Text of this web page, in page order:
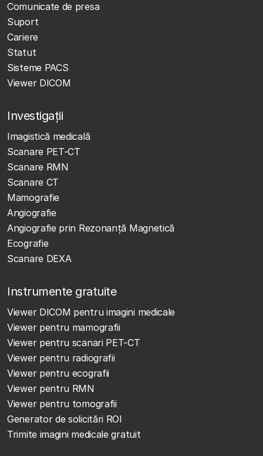
Comunicate de presa
Suport
Cariere
Statut
Sisteme PACS
Viewer DICOM
Investigații
Imagistică medicală
Scanare PET-CT
Scanare RMN
Scanare CT
Mamografie
Angiografie
Angiografie prin Rezonanță Magnetică
Ecografie
Scanare DEXA
Instrumente gratuite
Viewer DICOM pentru imagini medicale
Viewer pentru mamografii
Viewer pentru scanari PET-CT
Viewer pentru radiografii
Viewer pentru ecografii
Viewer pentru RMN
Viewer pentru tomografii
Generator de solicitări ROI
Trimite imagini medicale gratuit